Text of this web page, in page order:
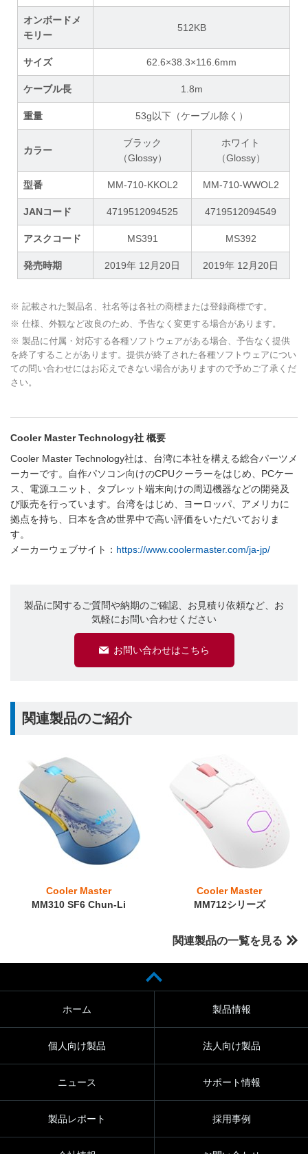
オンボードメ
モリー
512KB
サイズ 62.6×38.3×116.6mm
ケーブル長 1.8m
重量 53g以下（ケーブル除く）
カラー
ブラック
（Glossy）
ホワイト
（Glossy）
型番 MM-710-KKOL2 MM-710-WWOL2
JANコード 4719512094525 4719512094549
アスクコード MS391 MS392
発売時期 2019年 12月20日 2019年 12月20日
※ 記載された製品名、社名等は各社の商標または登録商標です。
※ 仕様、外観など改良のため、予告なく変更する場合があります。
※ 製品に付属・対応する各種ソフトウェアがある場合、予告なく提供
を終了することがあります。提供が終了された各種ソフトウェアについ
ての問い合わせにはお応えできない場合がありますので予めご了承くだ
さい。
Cooler Master Technology社 概要
Cooler Master Technology社は、台湾に本社を構える総合パーツメ
ーカーです。自作パソコン向けのCPUクーラーをはじめ、PCケー
ス、電源ユニット、タブレット端末向けの周辺機器などの開発及
び販売を行っています。台湾をはじめ、ヨーロッパ、アメリカに
拠点を持ち、日本を含め世界中で高い評価をいただいておりま
す。
メーカーウェブサイト： https://www.coolermaster.com/ja-jp/
製品に関するご質問や納期のご確認、お見積り依頼など、お
気軽にお問い合わせください
お問い合わせはこちら
関連製品のご紹介
Cooler Master
MM310 SF6 Chun-Li
Cooler Master
MM712シリーズ
関連製品の一覧を見る
ホーム 製品情報
個人向け製品 法人向け製品
ニュース サポート情報
製品レポート 採用事例